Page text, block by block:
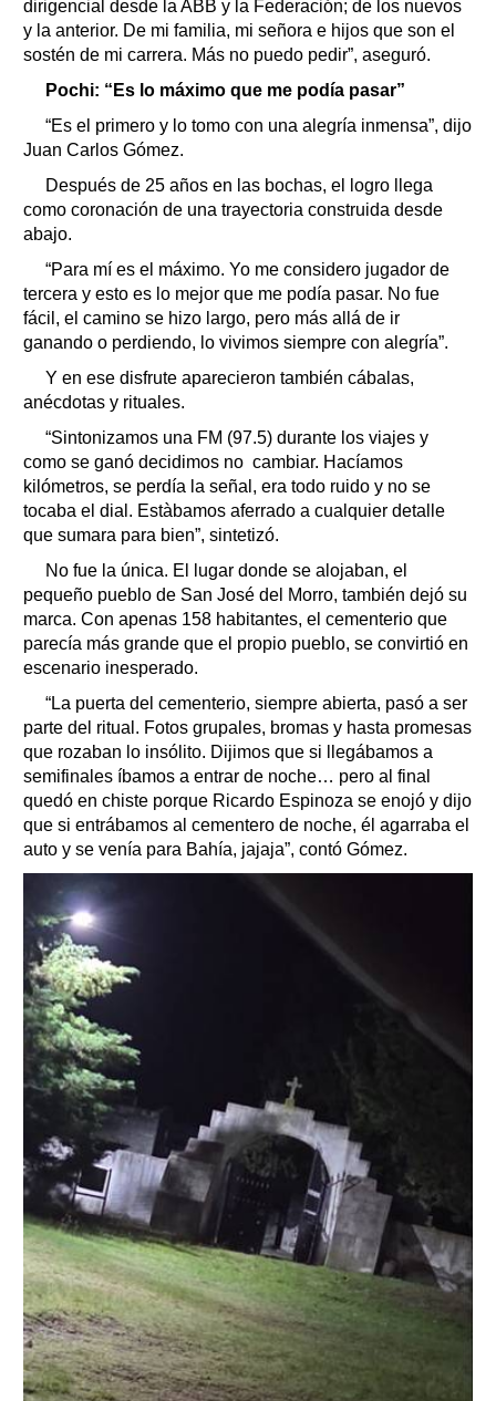
dirigencial desde la ABB y la Federación; de los nuevos
y la anterior. De mi familia, mi señora e hijos que son el
sostén de mi carrera. Más no puedo pedir”, aseguró.
Pochi: “Es lo máximo que me podía pasar”
“Es el primero y lo tomo con una alegría inmensa”, dijo
Juan Carlos Gómez.
Después de 25 años en las bochas, el logro llega
como coronación de una trayectoria construida desde
abajo.
“Para mí es el máximo. Yo me considero jugador de
tercera y esto es lo mejor que me podía pasar. No fue
fácil, el camino se hizo largo, pero más allá de ir
ganando o perdiendo, lo vivimos siempre con alegría”.
Y en ese disfrute aparecieron también cábalas,
anécdotas y rituales.
“Sintonizamos una FM (97.5) durante los viajes y
como se ganó decidimos no cambiar. Hacíamos
kilómetros, se perdía la señal, era todo ruido y no se
tocaba el dial. Estàbamos aferrado a cualquier detalle
que sumara para bien”, sintetizó.
No fue la única. El lugar donde se alojaban, el
pequeño pueblo de San José del Morro, también dejó su
marca. Con apenas 158 habitantes, el cementerio que
parecía más grande que el propio pueblo, se convirtió en
escenario inesperado.
“La puerta del cementerio, siempre abierta, pasó a ser
parte del ritual. Fotos grupales, bromas y hasta promesas
que rozaban lo insólito. Dijimos que si llegábamos a
semifinales íbamos a entrar de noche… pero al final
quedó en chiste porque Ricardo Espinoza se enojó y dijo
que si entrábamos al cementero de noche, él agarraba el
auto y se venía para Bahía, jajaja”, contó Gómez.